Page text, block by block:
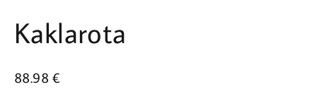
Kaklarota
88.98€